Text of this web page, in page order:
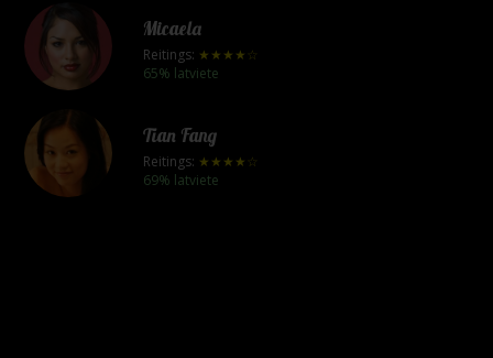
Micaela
Reitings: ★★★★☆
65% latviete
Tian Fang
Reitings: ★★★★☆
69% latviete